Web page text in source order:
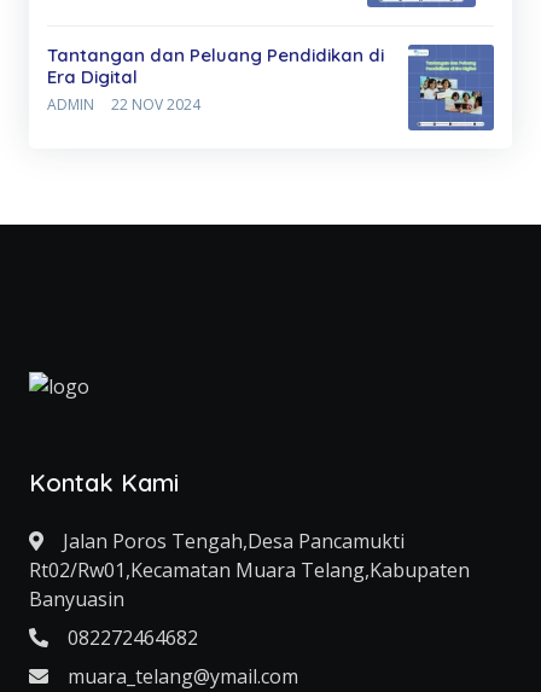
Tantangan dan Peluang Pendidikan di
Era Digital
ADMIN 22 NOV 2024
Kontak Kami
Jalan Poros Tengah,Desa Pancamukti
Rt02/Rw01,Kecamatan Muara Telang,Kabupaten
Banyuasin
082272464682
muara_telang@ymail.com